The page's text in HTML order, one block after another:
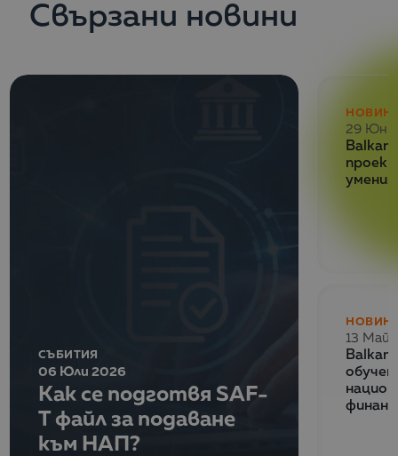
Свързани новини
СЪБИТИЯ
06 Юли 2026
Как се подготвя SAF-
T файл за подаване
към НАП?
29 Юни
Balkan
13 Май
Balkan